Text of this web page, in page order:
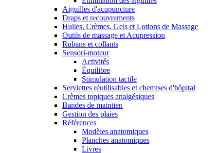
Aiguilles d'acupuncture
Draps et recouvrements
Huiles, Crèmes, Gels et Lotions de Massage
Outils de massage et Acupression
Rubans et collants
Sensori-moteur
Activités
Équilibre
Stimulation tactile
Serviettes réutilisables et chemises d'hôpital
Crèmes topiques analgésiques
Bandes de maintien
Gestion des plaies
Références
Modèles anatomiques
Planches anatomiques
Livres